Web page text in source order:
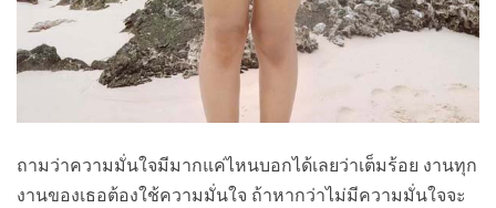
ถามว่าความมั่นใจมีมากแค่ไหนบอกได้เลยว่าเต็มร้อย งานทุก
งานของเธอต้องใช้ความมั่นใจ ถ้าหากว่าไม่มีความมั่นใจจะ